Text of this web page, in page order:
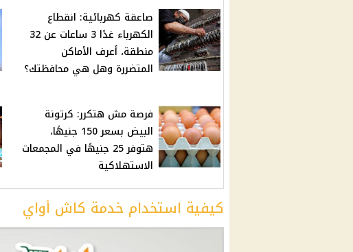
صاعقة كهربائية: انقطاع
الكهرباء غدًا 3 ساعات عن 32
منطقة، أعرف الأماكن
المتضررة وهل هي محافظتك؟
فرصة مش هتكرر: كرتونة
البيض بسعر 150 جنيهًا،
هتوفر 25 جنيهًا في المجمعات
الاستهلاكية
كيفية استخدام خدمة كاش أواي